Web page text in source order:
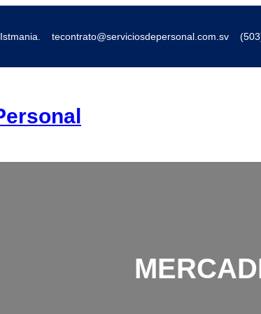
tecontrato@serviciosdepersonal.com.sv